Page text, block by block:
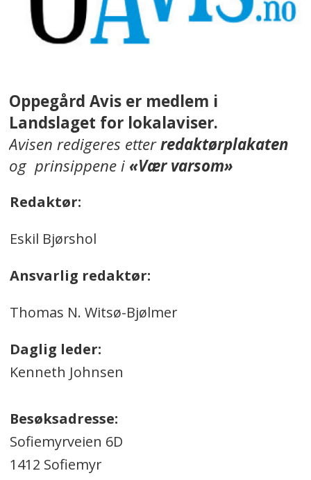
Oppegård Avis er medlem i
Landslaget for lokalaviser.
Avisen redigeres etterredaktørplakaten
og prinsippene i«Vær varsom»
Redaktør:
Eskil Bjørshol
Ansvarlig redaktør:
Thomas N. Witsø-Bjølmer
Daglig leder:
Kenneth Johnsen
Besøksadresse:
Sofiemyrveien 6D
1412 Sofiemyr